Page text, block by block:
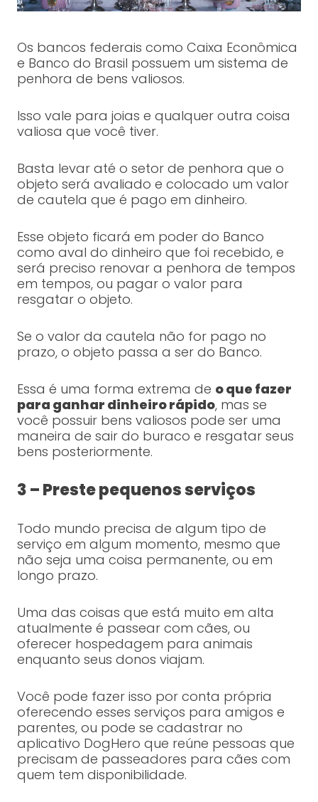
Os bancos federais como Caixa Econômica
e Banco do Brasil possuem um sistema de
penhora de bens valiosos.
Isso vale para joias e qualquer outra coisa
valiosa que você tiver.
Basta levar até o setor de penhora que o
objeto será avaliado e colocado um valor
de cautela que é pago em dinheiro.
Esse objeto ficará em poder do Banco
como aval do dinheiro que foi recebido, e
será preciso renovar a penhora de tempos
em tempos, ou pagar o valor para
resgatar o objeto.
Se o valor da cautela não for pago no
prazo, o objeto passa a ser do Banco.
Essa é uma forma extrema de o que fazer
para ganhar dinheiro rápido, mas se
você possuir bens valiosos pode ser uma
maneira de sair do buraco e resgatar seus
bens posteriormente.
3 – Preste pequenos serviços
Todo mundo precisa de algum tipo de
serviço em algum momento, mesmo que
não seja uma coisa permanente, ou em
longo prazo.
Uma das coisas que está muito em alta
atualmente é passear com cães, ou
oferecer hospedagem para animais
enquanto seus donos viajam.
Você pode fazer isso por conta própria
oferecendo esses serviços para amigos e
parentes, ou pode se cadastrar no
aplicativo DogHero que reúne pessoas que
precisam de passeadores para cães com
quem tem disponibilidade.